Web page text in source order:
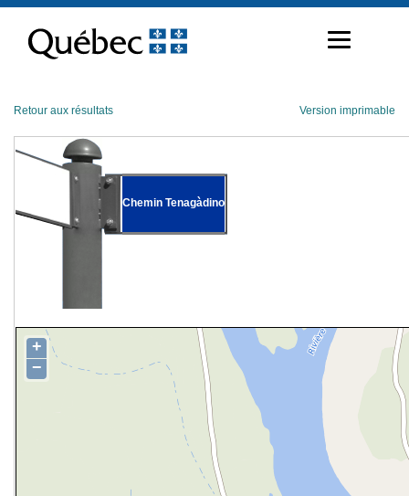
contenu
Retour aux résultats Version imprimable
Chemin Tenagàdino
+
−